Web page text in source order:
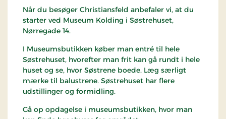
Når du besøger Christiansfeld anbefaler vi, at du
starter ved Museum Kolding i Søstrehuset,
Nørregade 14.
I Museumsbutikken køber man entré til hele
Søstrehuset, hvorefter man frit kan gå rundt i hele
huset og se, hvor Søstrene boede. Læg særligt
mærke til balustrene. Søstrehuset har flere
udstillinger og formidling.
Gå op opdagelse i museumsbutikken, hvor man